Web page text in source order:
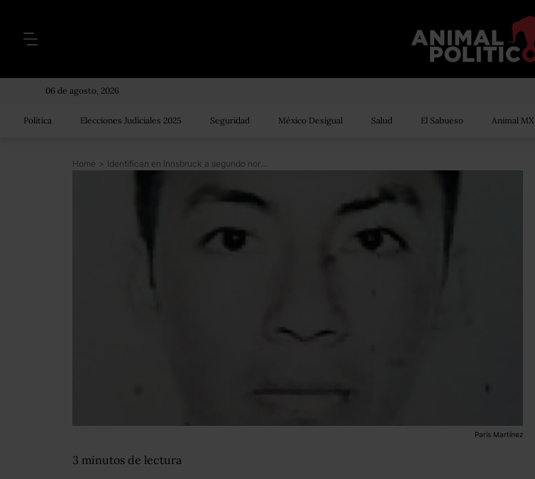
06 de agosto, 2026
Política Elecciones Judiciales 2025 Seguridad México Desigual Salud El Sabueso Animal MX
Home > Identifican en Innsbruck a segundo normalista de Ayotzinapa
Paris Martínez
3 minutos de lectura